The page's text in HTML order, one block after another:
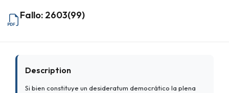
Fallo: 2603(99)
Description
Si bien constituye un desideratum democrático la plena